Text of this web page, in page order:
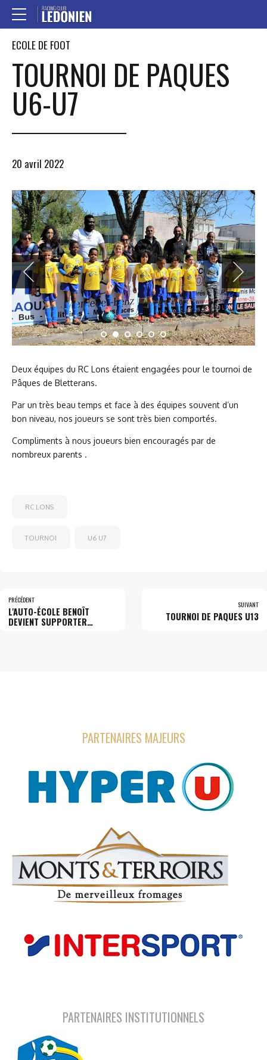
ECOLE DE FOOT
TOURNOI DE PAQUES
U6-U7
20 avril 2022
Deux équipes du RC Lons étaient engagées pour le tournoi de
Pâques de Bletterans.
Par un très beau temps et face à des équipes souvent d’un
bon niveau, nos joueurs se sont très bien comportés.
Compliments à nous joueurs bien encouragés par de
nombreux parents .
RC LONS
TOURNOI U6 U7
PRÉCÉDENT
L'AUTO-ÉCOLE BENOÎT
DEVIENT SUPPORTER
SUIVANT
TOURNOI DE PAQUES U13
PARTENAIRES MAJEURS
PARTENAIRES INSTITUTIONNELS